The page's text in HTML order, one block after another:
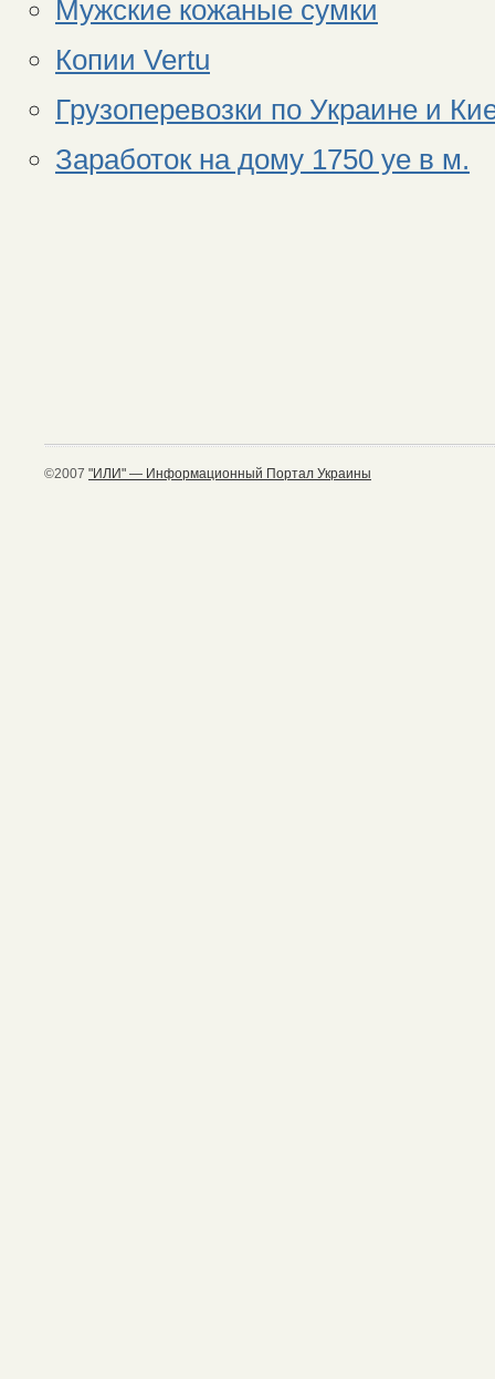
Мужские кожаные сумки
Копии Vertu
Грузоперевозки по Украине и
Заработок на дому 1750 уе в м.
©2007 "ИЛИ" — Информационный Портал Украины